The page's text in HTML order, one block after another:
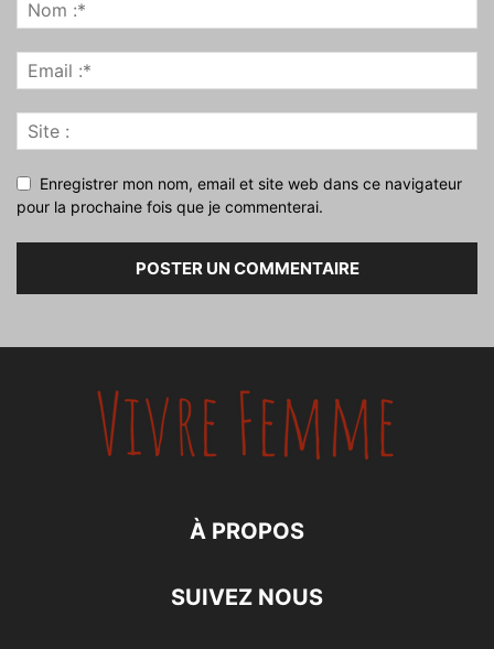
Enregistrer mon nom, email et site web dans ce navigateur
pour la prochaine fois que je commenterai.
À PROPOS
SUIVEZ NOUS